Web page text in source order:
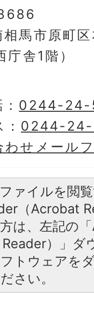
相馬市原町
庁舎1階）
0244-
0244-
わせメール
ァイルを閲
（Acrobat
は、左記の
）」ダ
トウェアを
さい。